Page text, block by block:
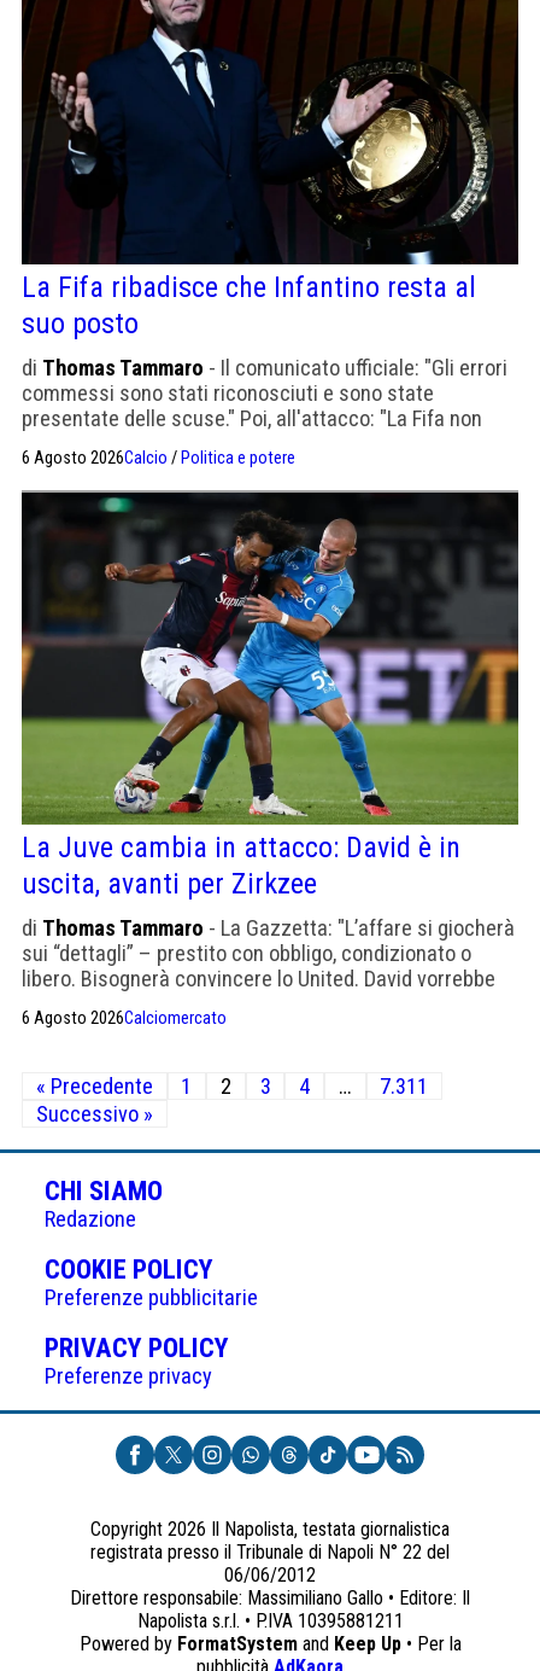
La Fifa ribadisce che Infantino resta al
suo posto
di Thomas Tammaro - Il comunicato ufficiale: "Gli errori
commessi sono stati riconosciuti e sono state
presentate delle scuse." Poi, all'attacco: "La Fifa non
è stato fatto è avvenuto nel rispetto del quadro
normativo"
6 Agosto 2026Calcio / Politica e potere
La Juve cambia in attacco: David è in
uscita, avanti per Zirkzee
di Thomas Tammaro - La Gazzetta: "L’affare si gio­cherà
sui “det­ta­gli” – pre­stito con obbligo, con­di­zio­nato o
libero. Bisognerà convincere lo United. David vorrebbe
prestito"
6 Agosto 2026Calciomercato
Paginazione
degli
articoli
« Precedente 1 2 3 4 …
7.311
Successivo »
CHI SIAMO
Redazione
COOKIE POLICY(APRE
IN
UNA
NUOVA
Preferenze pubblicitarie
PRIVACY POLICY(APRE
UNA
NUOVA
SCHEDA)
Preferenze privacy
Copyright 2026 Il Napolista, testata giornalistica
registrata presso il Tribunale di Napoli N° 22 del
06/06/2012
Direttore responsabile: Massimiliano Gallo • Editore: Il
Napolista s.r.l. • P.IVA 10395881211
Powered by FormatSystemand Keep Up• Per la